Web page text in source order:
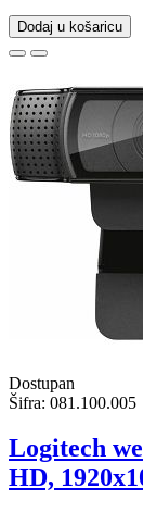
Dodaj u košaricu
Dostupan
Šifra: 081.100.005
Logitech
HD,